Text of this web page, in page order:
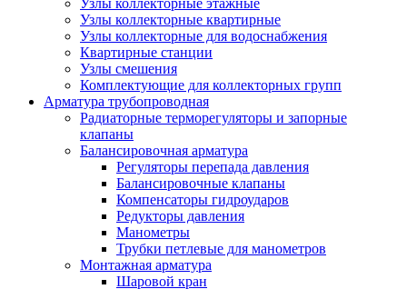
Узлы коллекторные этажные
Узлы коллекторные квартирные
Узлы коллекторные для водоснабжения
Квартирные станции
Узлы смешения
Комплектующие для коллекторных групп
Арматура трубопроводная
Радиаторные терморегуляторы и запорные
клапаны
Балансировочная арматура
Регуляторы перепада давления
Балансировочные клапаны
Компенсаторы гидроударов
Редукторы давления
Манометры
Трубки петлевые для манометров
Монтажная арматура
Шаровой кран